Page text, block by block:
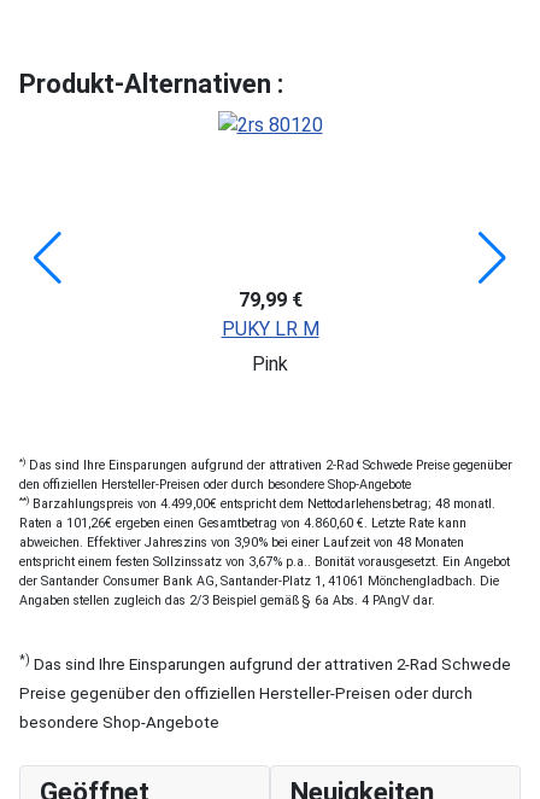
Produkt-Alternativen :
79,99 €
PUKY LR M
Pink
*) Das sind Ihre Einsparungen aufgrund der attrativen 2-Rad Schwede Preise gegenüber
den offiziellen Hersteller-Preisen oder durch besondere Shop-Angebote
**) Barzahlungspreis von 4.499,00€ entspricht dem Nettodarlehensbetrag; 48 monatl.
Raten a 101,26€ ergeben einen Gesamtbetrag von 4.860,60 €. Letzte Rate kann
abweichen. Effektiver Jahreszins von 3,90% bei einer Laufzeit von 48 Monaten
entspricht einem festen Sollzinssatz von 3,67% p.a.. Bonität vorausgesetzt. Ein Angebot
der Santander Consumer Bank AG, Santander-Platz 1, 41061 Mönchengladbach. Die
Angaben stellen zugleich das 2/3 Beispiel gemäß § 6a Abs. 4 PAngV dar.
*) Das sind Ihre Einsparungen aufgrund der attrativen 2-Rad Schwede
Preise gegenüber den offiziellen Hersteller-Preisen oder durch
besondere Shop-Angebote
Geöffnet Neuigkeiten